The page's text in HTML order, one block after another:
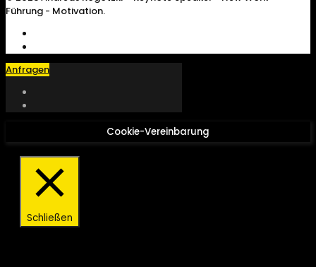
Führung - Motivation.
Anfragen
Cookie-Vereinbarung
Schließen